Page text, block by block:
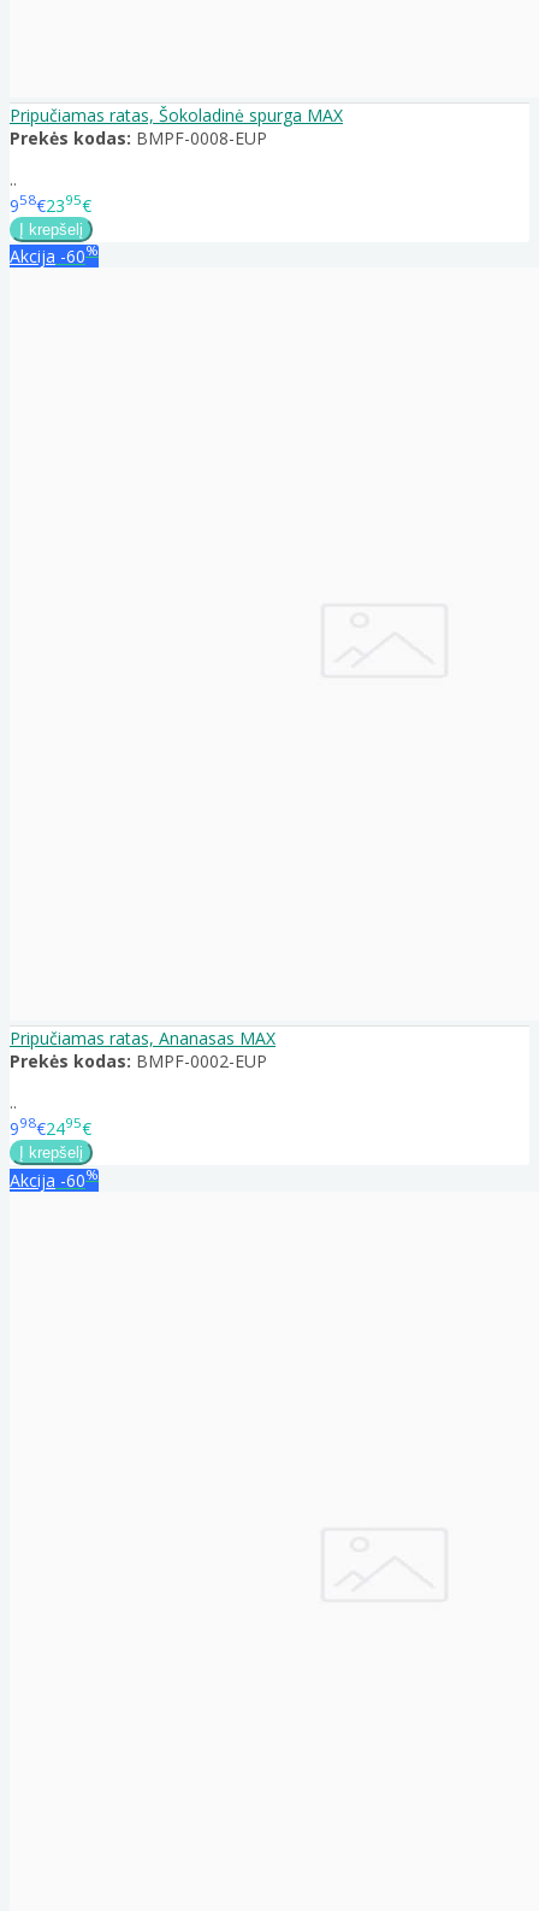
Pripučiamas ratas, Šokoladinė spurga MAX
Prekės kodas: BMPF-0008-EUP
..
958€2395€
Akcija -60%
Pripučiamas ratas, Ananasas MAX
Prekės kodas: BMPF-0002-EUP
..
998€2495€
Akcija -60%